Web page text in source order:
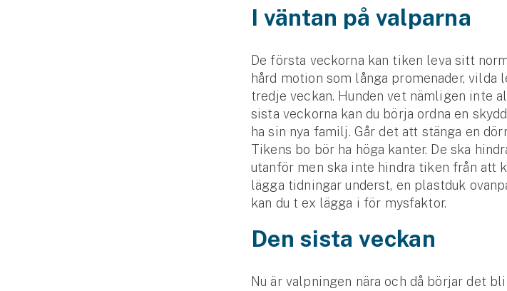
I väntan på valparna
De första veckorna kan tiken leva sitt
hård motion som långa promenader, vilda
tredje veckan. Hunden vet nämligen inte
sista veckorna kan du börja ordna en
ha sin nya familj. Går det att stänga en
Tikens bo bör ha höga kanter. De ska
utanför men ska inte hindra tiken från att
lägga tidningar underst, en plastduk
kan du t ex lägga i för mysfaktor.
Den sista veckan
Nu är valpningen nära och då börjar det